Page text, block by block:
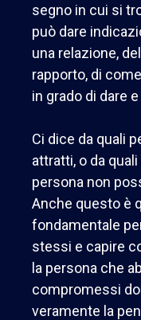
segno in cui si
può dare
una relazione,
rapporto, di
in grado di dare
Ci dice da quali
attratti, o da
persona non
Anche questo è
fondamentale
stessi e capire
la persona che
compromessi
veramente la